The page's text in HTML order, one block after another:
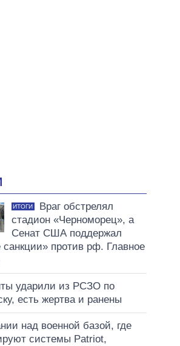
ИТОГИ
Враг обстрелял
стадион «Черноморец», а
Сенат США поддержал
санкции» против рф. Главное
ударили из РСЗО по
есть жертва и ранены
над военной базой, где
системы Patriot,